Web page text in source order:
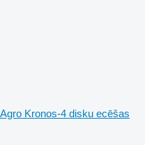
Kronos-4 disku ecēšas